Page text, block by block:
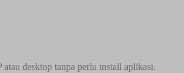
desktop tanpa perlu install aplikasi.